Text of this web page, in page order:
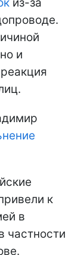
и
к
в
частности